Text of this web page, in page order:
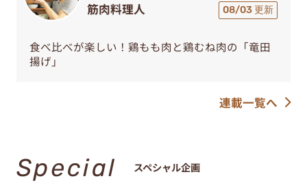
筋肉料理人 08/03 更新
食べ比べが楽しい！鶏もも肉と鶏むね肉の「竜田
揚げ」
連載一覧へ
Special スペシャル企画